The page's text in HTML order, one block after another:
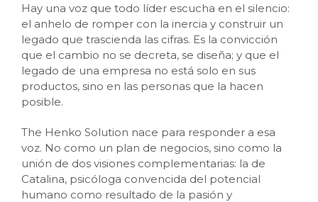
Hay una voz que todo líder escucha en el silencio:
el anhelo de romper con la inercia y construir un
legado que trascienda las cifras. Es la convicción
que el cambio no se decreta, se diseña; y que el
legado de una empresa no está solo en sus
productos, sino en las personas que la hacen
posible.
The Henko Solution nace para responder a esa
voz. No como un plan de negocios, sino como la
unión de dos visiones complementarias: la de
Catalina, psicóloga convencida del potencial
humano como resultado de la pasión y